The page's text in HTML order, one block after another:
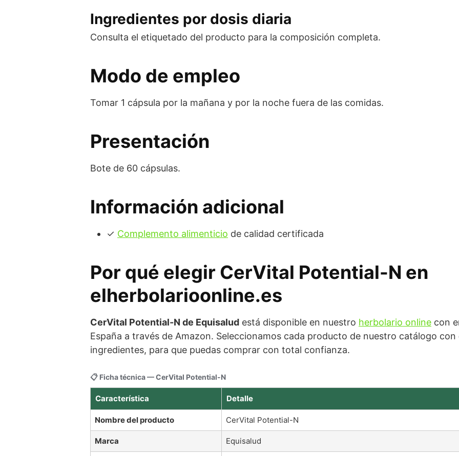
Ingredientes por dosis diaria
Consulta el etiquetado del producto para la composición completa.
Modo de empleo
Tomar 1 cápsula por la mañana y por la noche fuera de las comidas.
Presentación
Bote de 60 cápsulas.
Información adicional
✓ Complemento alimenticio de calidad certificada
Por qué elegir CerVital Potential-N en
elherbolarioonline.es
CerVital Potential-N de Equisalud está disponible en nuestro herbolario online con
España a través de Amazon. Seleccionamos cada producto de nuestro catálogo
ingredientes, para que puedas comprar con total confianza.
📋 Ficha técnica — CerVital Potential-N
Característica Detalle
Nombre del producto CerVital Potential-N
Marca Equisalud